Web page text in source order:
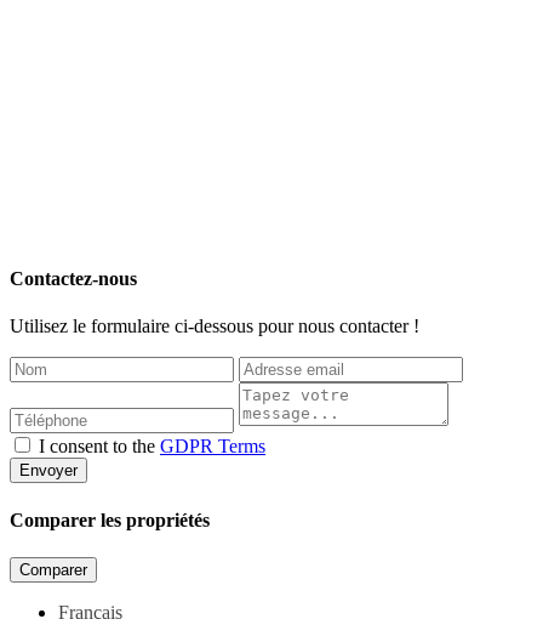
Contactez-nous
Utilisez le formulaire ci-dessous pour nous contacter !
I consent to the GDPR Terms
Envoyer
Comparer les propriétés
Comparer
Français